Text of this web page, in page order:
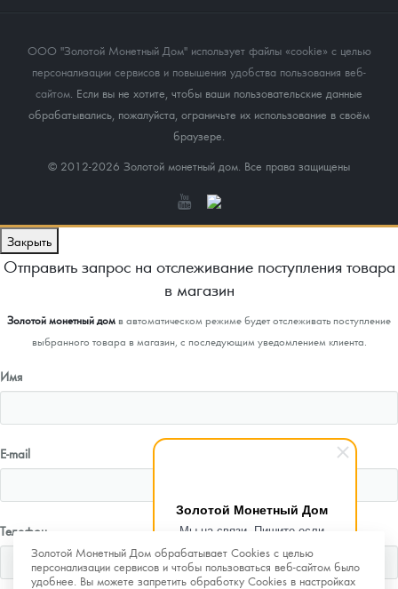
Золотой Монетный Дом
Мы на связи. Пишите если
возникнут любые вопросы.
Рады помочь.
ООО "Золотой Монетный Дом" использует файлы «cookie» с целью
персонализации сервисов и повышения удобства пользования веб-
сайтом. Если вы не хотите, чтобы ваши пользовательские данные
обрабатывались, пожалуйста, ограничьте их использование в своём
браузере.
© 2012-2026 Золотой монетный дом. Все права защищены
Золотой Монетный Дом обрабатывает Cookies с целью
персонализации сервисов и чтобы пользоваться веб-сайтом было
удобнее. Вы можете запретить обработку Cookies в настройках
Закрыть
Отправить запрос на отслеживание поступления товара
в магазин
Золотой монетный домв автоматическом режиме будет отслеживать поступление
выбранного товара в магазин, с последующим уведомлением клиента.
Имя
E-mail
Телефон